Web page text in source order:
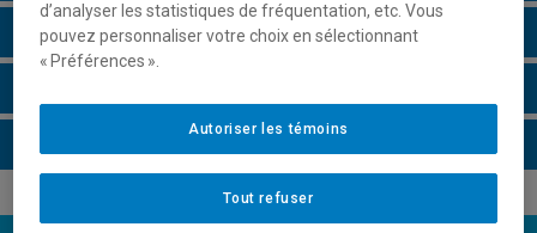
Horaire - Été 2026
d’analyser les statistiques de fréquentation, etc. Vous
pouvez personnaliser votre choix en sélectionnant
« Préférences ».
Tout refuser
Autoriser les témoins